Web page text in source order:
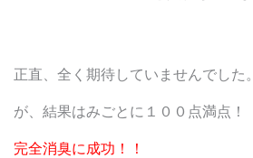
正直、全く期待していませんでした。
が、結果はみごとに１００点満点！
完全消臭に成功！！